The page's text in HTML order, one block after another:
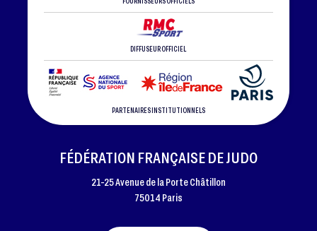
DIFFUSEUR OFFICIEL
PARTENAIRES INSTITUTIONNELS
FÉDÉRATION FRANÇAISE DE JUDO
21-25 Avenue de la Porte Châtillon
75014 Paris